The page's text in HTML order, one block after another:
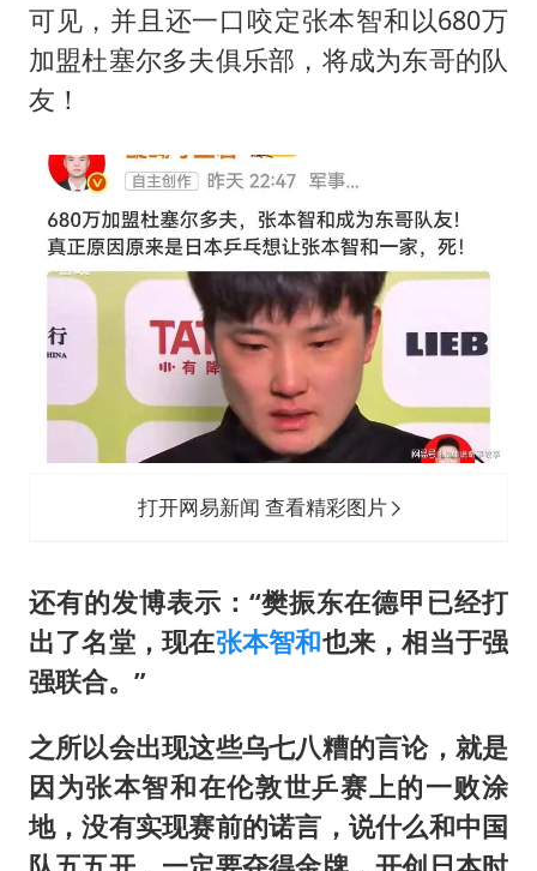
U17国足点球大战淘汰河床晋级决赛
国防部：坚决反制任何闹海挑衅图谋
胡彦斌获《歌手2026》歌王
我国外贸延续良好增长态势
胜宏科技：股票交易异常波动
夯实基础开新局
可见，并且还一口咬定张本智和以680万
加盟杜塞尔多夫俱乐部，将成为东哥的队
友！
打开网易新闻 查看精彩图片
还有的发博表示：“樊振东在德甲已经打
出了名堂，现在张本智和也来，相当于强
强联合。”
之所以会出现这些乌七八糟的言论，就是
因为张本智和在伦敦世乒赛上的一败涂
地，没有实现赛前的诺言，说什么和中国